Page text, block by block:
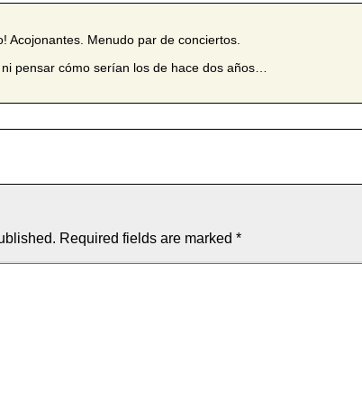
Acojonantes. Menudo par de conciertos.
pensar cómo serían los de hace dos años…
Required fields are marked *